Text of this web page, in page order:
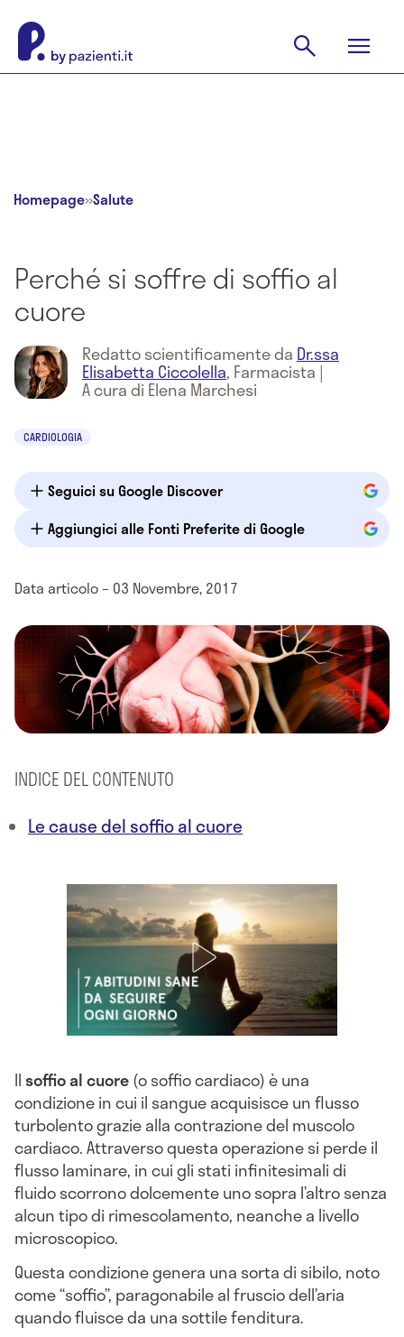
Homepage»Salute
Perché si soffre di soffio al
cuore
Redatto scientificamente da Dr.ssa
Elisabetta Ciccolella, Farmacista |
A cura di Elena Marchesi
CARDIOLOGIA
Seguici su Google Discover
Aggiungici alle Fonti Preferite di Google
Data articolo – 03 Novembre, 2017
INDICE DEL CONTENUTO
Le cause del soffio al cuore
Ilsoffio al cuore(o soffio cardiaco) è una
condizione in cui il sangue acquisisce un flusso
turbolento grazie alla contrazione del muscolo
cardiaco. Attraverso questa operazione si perde il
flusso laminare, in cui gli stati infinitesimali di
fluido scorrono dolcemente uno sopra l’altro senza
alcun tipo di rimescolamento, neanche a livello
microscopico.
Questa condizione genera una sorta di sibilo, noto
come “soffio”, paragonabile al fruscio dell’aria
quando fluisce da una sottile fenditura.